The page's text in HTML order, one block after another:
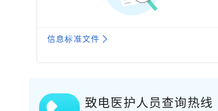
信息标准文件
致电医护人员查询热线